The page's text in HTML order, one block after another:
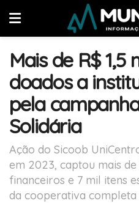
Mais de R$ 1,5
doados a
pela
Solidária
Ação do Sicoob
em 2023, captou mais
financeiros e 7 mil itens
da cooperativa